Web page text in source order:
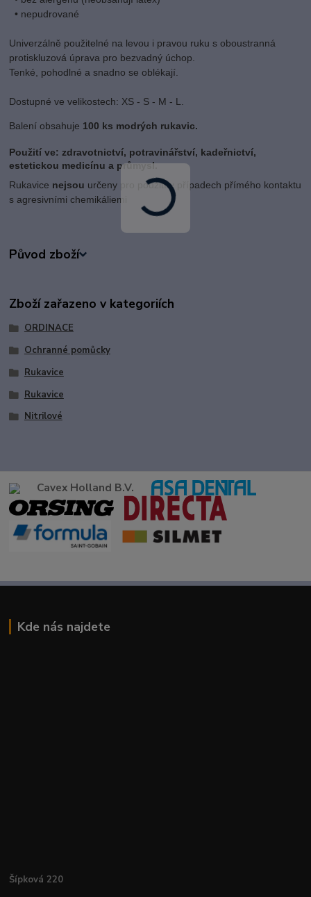
• nepudrované
Univerzálně použitelné na levou i pravou ruku s oboustranná
protiskluzová úprava pro bezvadný úchop.
Tenké, pohodlné a snadno se oblékají.
Dostupné ve velikostech: XS - S - M - L.
Balení obsahuje 100 ks modrých rukavic.
Použití ve: zdravotnictví, potravinářství, kadeřnictví,
estetickou medicínu a průmysl.
Rukavice nejsou určeny pro použití v případech přímého kontaktu
s agresivními chemikáliemi
Původ zboží
Zboží zařazeno v kategoriích
ORDINACE
Ochranné pomůcky
Rukavice
Rukavice
Nitrilové
Cavex Holland B.V.
Kde nás najdete
Šípková 220